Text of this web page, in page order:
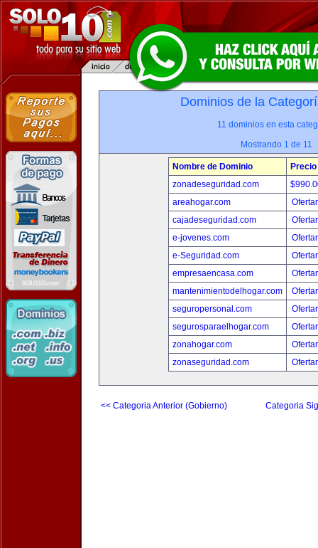
Dominios de la
11 dominios en esta
Mostrando 1 de 11
Nombre de Dominio
Precio
zonadeseguridad.com
areahogar.com
cajadeseguridad.com
e-jovenes.com
e-Seguridad.com
empresaencasa.com
mantenimientodelhogar.com
seguropersonal.com
segurosparaelhogar.com
zonahogar.com
zonaseguridad.com
<< Categoria Anterior (Gobierno) Categoria